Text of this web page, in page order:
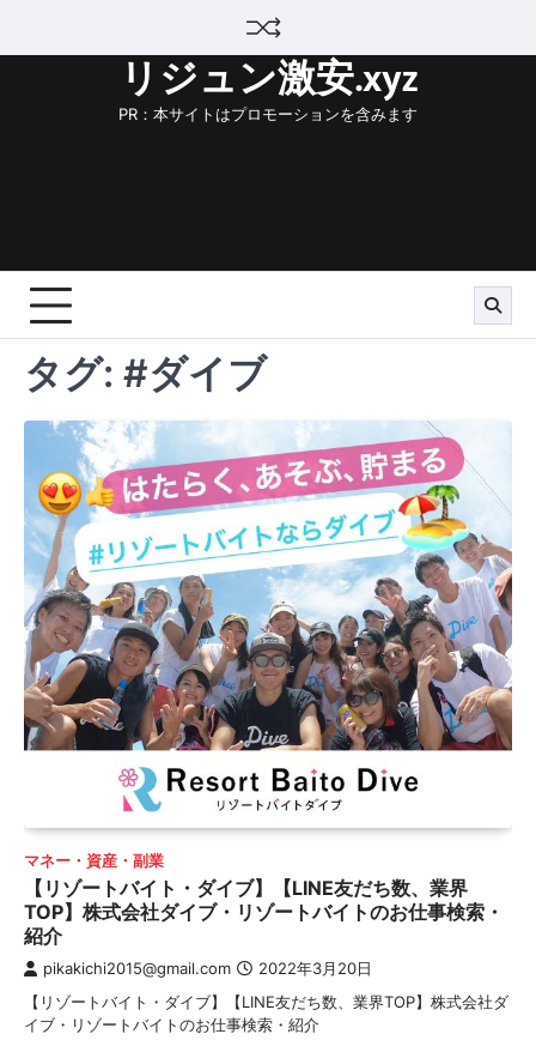
リジュン激安.xyz
PR：本サイトはプロモーションを含みます
タグ: #ダイブ
マネー・資産・副業
【リゾートバイト・ダイブ】【LINE友だち数、業界
TOP】株式会社ダイブ・リゾートバイトのお仕事検索・
紹介
pikakichi2015@gmail.com 2022年3月20日
【リゾートバイト・ダイブ】【LINE友だち数、業界TOP】株式会社ダ
イブ・リゾートバイトのお仕事検索・紹介